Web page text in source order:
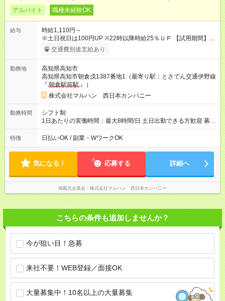
アルバイト 職種未経験OK
給与
時給1,110円～
※土日祝日は100円UP ※22時以降時給25％ＵＰ 【試用期間】試
用期間なし
交通費別途支給あり
勤務地
高知県高知市
高知県高知市朝倉戊1387番地1（最寄り駅：とさでん交通伊野線
『 朝倉駅前駅 』）
株式会社マルハン 西日本カンパニー
勤務時間
シフト制
1日あたりの実働時間：最大8時間/日 土日出勤できる方歓迎 募集
時間帯：8:00-17:00/15:00-24:00 詳しくは下記お問い合わせ電話
番号へご連絡ください。 0120-314-508(9時～20時土日祝も受
特徴 日払いOK / 副業・WワークOK
気になる！ 応募する 詳細へ
掲載元企業名 株式会社マルハン 西日本カンパニー
こちらの条件も追加しませんか？
今が狙い目！急募
来社不要！WEB登録／面接OK
大量募集中！10名以上の大量募集